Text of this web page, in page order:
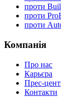
проти
проти
проти
Компанія
Про нас
Карьєра
Прес-
Контакти